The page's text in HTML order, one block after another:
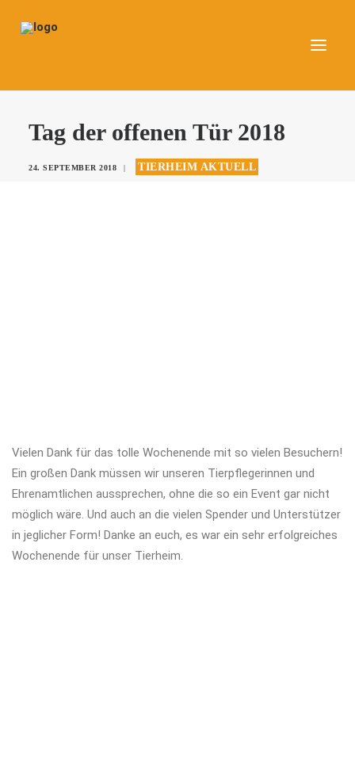
UNSERE TIERE
Tag der offenen Tür 2018
24. SEPTEMBER 2018 | TIERHEIM AKTUELL
Vielen Dank für das tolle Wochenende mit so vielen Besuchern!
Ein großen Dank müssen wir unseren Tierpflegerinnen und
Ehrenamtlichen aussprechen, ohne die so ein Event gar nicht
möglich wäre. Und auch an die vielen Spender und Unterstützer
in jeglicher Form! Danke an euch, es war ein sehr erfolgreiches
Wochenende für unser Tierheim.